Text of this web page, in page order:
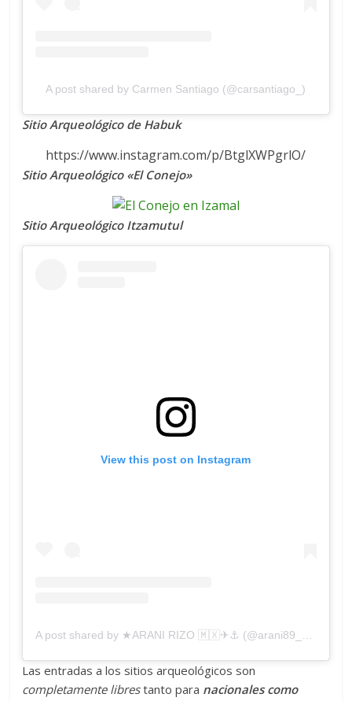
A post shared by Carmen Santiago (@carsantiago_)
Sitio Arqueológico de Habuk
https://www.instagram.com/p/BtglXWPgrlO/
Sitio Arqueológico «El Conejo»
Sitio Arqueológico Itzamutul
View this post on Instagram
A post shared by ★ARANI RIZO 🇲🇽✈⚓ (@arani89_mx)
Las entradas a los sitios arqueológicos son
completamente librestanto para nacionales como